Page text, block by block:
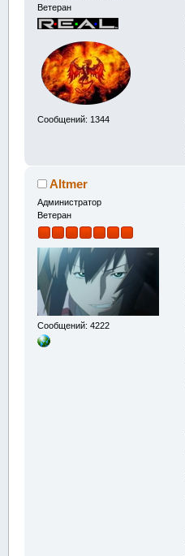
Ветеран
Сообщений: 1344
Altmer
Администратор
Ветеран
Сообщений: 4222